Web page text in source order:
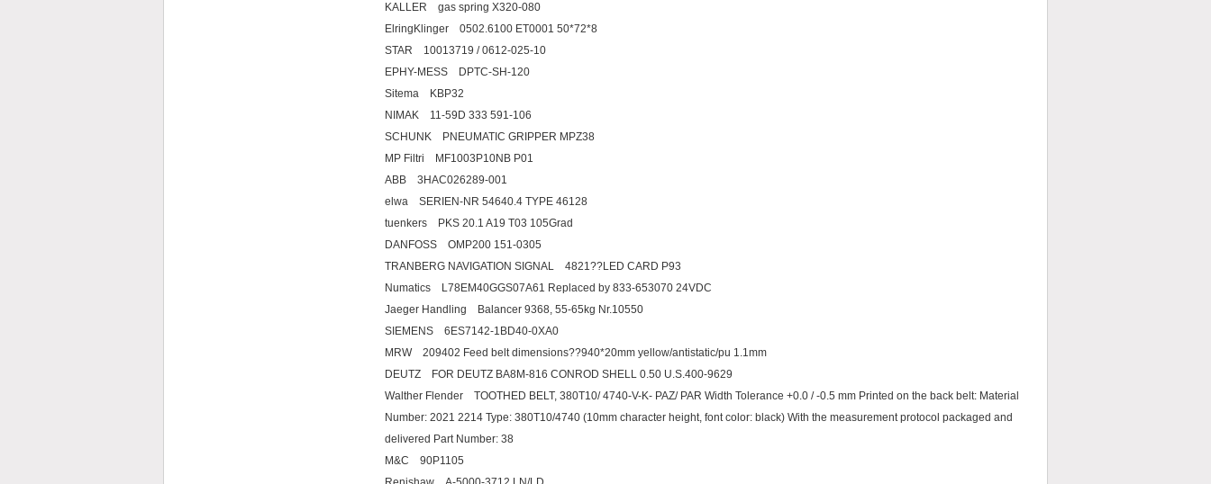
KALLER gas spring X320-080
ElringKlinger 0502.6100 ET0001 50*72*8
STAR 10013719 / 0612-025-10
EPHY-MESS DPTC-SH-120
Sitema KBP32
NIMAK 11-59D 333 591-106
SCHUNK PNEUMATIC GRIPPER MPZ38
MP Filtri MF1003P10NB P01
ABB 3HAC026289-001
elwa SERIEN-NR 54640.4 TYPE 46128
tuenkers PKS 20.1 A19 T03 105Grad
DANFOSS OMP200 151-0305
TRANBERG NAVIGATION SIGNAL 4821??LED CARD P93
Numatics L78EM40GGS07A61 Replaced by 833-653070 24VDC
Jaeger Handling Balancer 9368, 55-65kg Nr.10550
SIEMENS 6ES7142-1BD40-0XA0
MRW 209402 Feed belt dimensions??940*20mm yellow/antistatic/pu 1.1mm
DEUTZ FOR DEUTZ BA8M-816 CONROD SHELL 0.50 U.S.400-9629
Walther Flender TOOTHED BELT, 380T10/ 4740-V-K- PAZ/ PAR Width Tolerance +0.0 / -0.5 mm Printed on the back belt: Material
Number: 2021 2214 Type: 380T10/4740 (10mm character height, font color: black) With the measurement protocol packaged and
delivered Part Number: 38
M&C 90P1105